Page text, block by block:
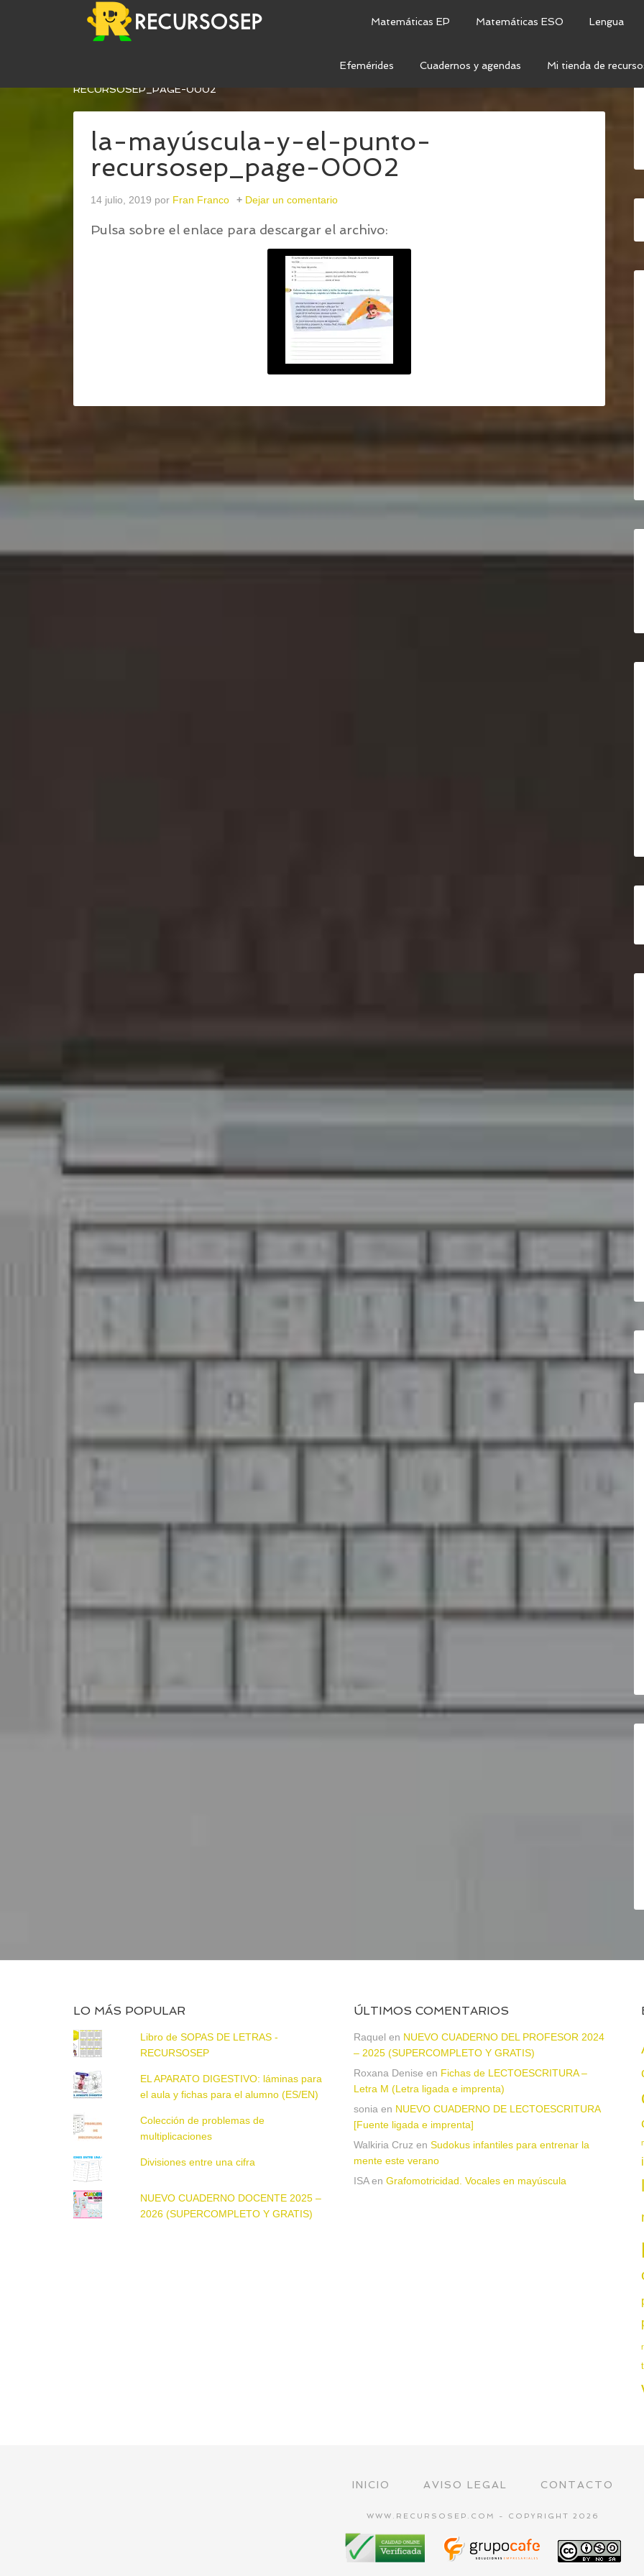
Matemáticas EP Matemáticas ESO Lengua
Efemérides Cuadernos y agendas Mi tienda de
LA-MAYÚSCULA-Y-EL-PUNTO-
RECURSOSEP_PAGE-0002
la-mayúscula-y-el-punto-
recursosep_page-0002
14 julio, 2019 por Fran Franco Dejar un comentario
Pulsa sobre el enlace para descargar el archivo:
LO MÁS POPULAR
Libro de SOPAS DE LETRAS -
RECURSOSEP
EL APARATO DIGESTIVO: láminas para
el aula y fichas para el alumno (ES/EN)
Colección de problemas de
multiplicaciones
Divisiones entre una cifra
NUEVO CUADERNO DOCENTE 2025 –
2026 (SUPERCOMPLETO Y GRATIS)
ÚLTIMOS COMENTARIOS
Raquel en NUEVO CUADERNO DEL PROFESOR 2024
– 2025 (SUPERCOMPLETO Y GRATIS)
Roxana Denise en Fichas de LECTOESCRITURA –
Letra M (Letra ligada e imprenta)
sonia en NUEVO CUADERNO DE LECTOESCRITURA
[Fuente ligada e imprenta]
Walkiria Cruz en Sudokus infantiles para entrenar la
mente este verano
ISAen Grafomotricidad. Vocales en mayúscula
INICIO AVISO LEGAL CONTACTO
WWW.RECURSOSEP.COM - COPYRIGHT 2026